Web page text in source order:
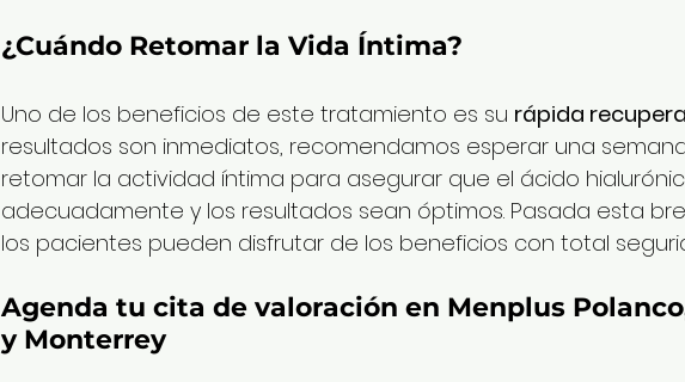
¿Cuándo Retomar la Vida Íntima?
Uno de los beneficios de este tratamiento es su rápida
resultados son inmediatos, recomendamos esperar una
retomar la actividad íntima para asegurar que el ácido
adecuadamente y los resultados sean óptimos. Pasada esta
los pacientes pueden disfrutar de los beneficios con total
Agenda tu cita de valoración en Menplus
y Monterrey